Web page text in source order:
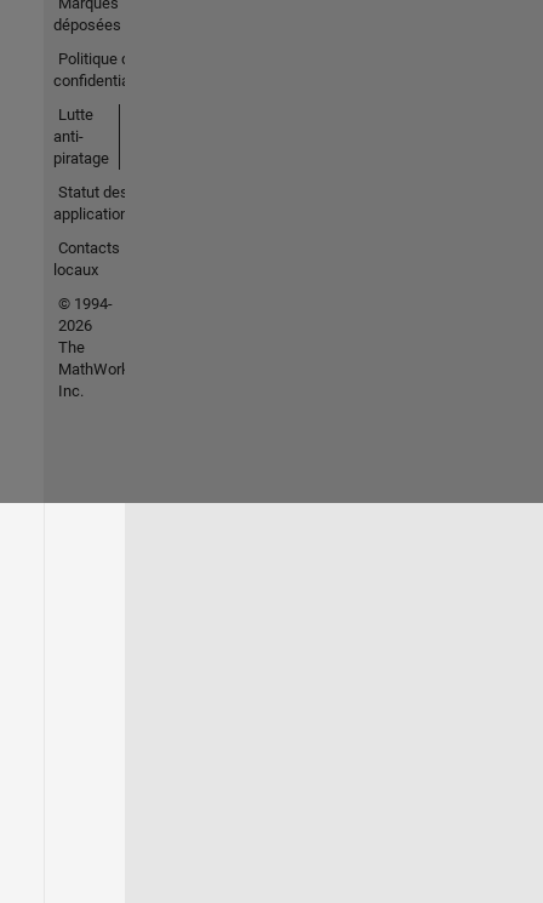
déposées
Politique de
confidentialité
Lutte
anti-
piratage
Statut des
applications
Contacts
locaux
© 1994-
2026
The
MathWorks,
Inc.